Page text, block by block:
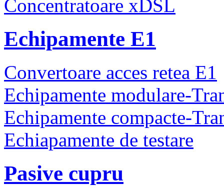
Concentratoare xDSL
Echipamente E1
Convertoare acces retea E1
Echipamente modulare-
Echipamente compacte-
Echiapamente de testare
Pasive cupru